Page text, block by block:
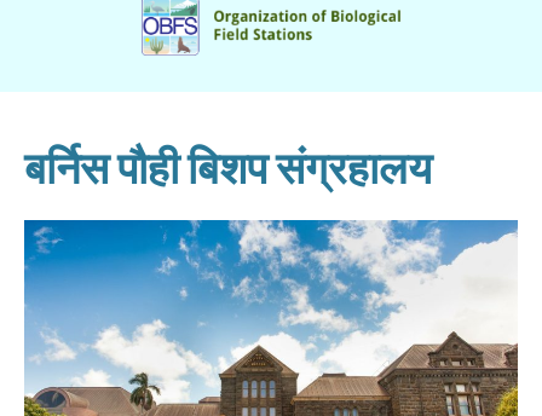
बर्निस पौही बिशप संग्रहालय